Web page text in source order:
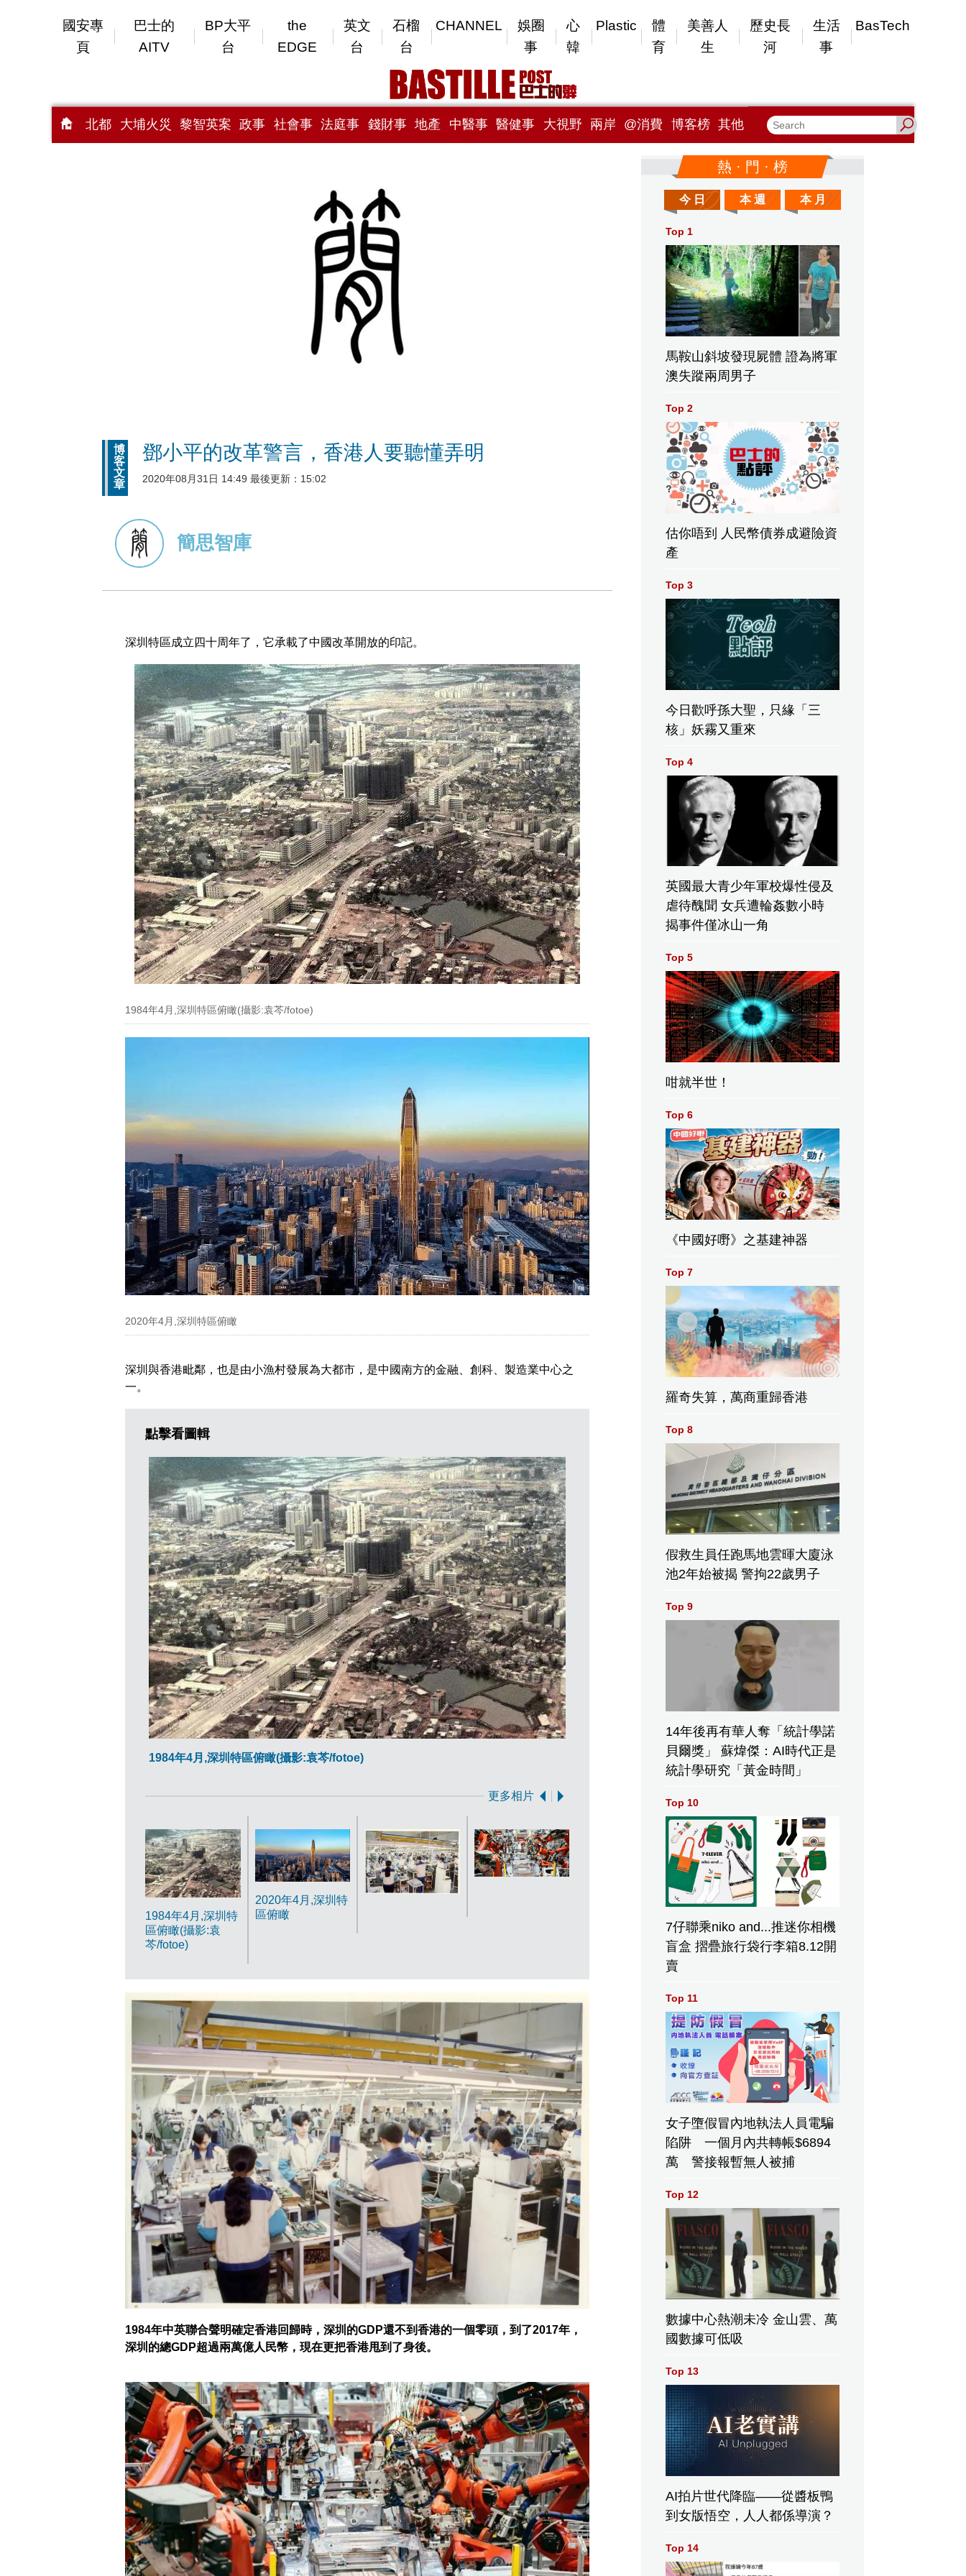
國安專
頁
巴士的
AITV
BP大平
台
the
EDGE
英文
台
石榴
台
CHANNEL
娛圈
事
心
韓
Plastic
體
育
美善人
生
歷史長
河
生活
事
BasTech
北都 大埔火災 黎智英案 政事 社會事 法庭事 錢財事 地產 中醫事 醫健事 大視野 兩岸 @消費 博客榜 其他
博
客
文
章
鄧小平的改革警言，香港人要聽懂弄明
2020年08月31日 14:49 最後更新：15:02
簡思智庫
深圳特區成立四十周年了，它承載了中國改革開放的印記。
1984年4月,深圳特區俯瞰(攝影:袁芩/fotoe)
2020年4月,深圳特區俯瞰
深圳與香港毗鄰，也是由小漁村發展為大都市，是中國南方的金融、創科、製造業中心之
一。
點擊看圖輯
1984年4月,深圳特區俯瞰(攝影:袁芩/fotoe)
更多相片
1984年4月,深圳特
區俯瞰(攝影:袁
芩/fotoe)
2020年4月,深圳特
區俯瞰
1984年中英聯合聲明確定香港回歸時，深圳的GDP還不到香港的一個零頭，到了2017年，
深圳的總GDP超過兩萬億人民幣，現在更把香港甩到了身後。
熱 · 門 · 榜
今 日 本 週 本 月
Top 1
馬鞍山斜坡發現屍體 證為將軍
澳失蹤兩周男子
Top 2
估你唔到 人民幣債券成避險資
產
Top 3
今日歡呼孫大聖，只緣「三
核」妖霧又重來
Top 4
英國最大青少年軍校爆性侵及
虐待醜聞 女兵遭輪姦數小時
揭事件僅冰山一角
Top 5
咁就半世！
Top 6
《中國好嘢》之基建神器
Top 7
羅奇失算，萬商重歸香港
Top 8
假救生員任跑馬地雲暉大廈泳
池2年始被揭 警拘22歲男子
Top 9
14年後再有華人奪「統計學諾
貝爾獎」 蘇煒傑：AI時代正是
統計學研究「黃金時間」
Top 10
7仔聯乘niko and...推迷你相機
盲盒 摺疊旅行袋行李箱8.12開
賣
Top 11
女子墮假冒內地執法人員電騙
陷阱 一個月內共轉帳$6894
萬 警接報暫無人被捕
Top 12
數據中心熱潮未冷 金山雲、萬
國數據可低吸
Top 13
AI拍片世代降臨——從醬板鴨
到女版悟空，人人都係導演？
Top 14